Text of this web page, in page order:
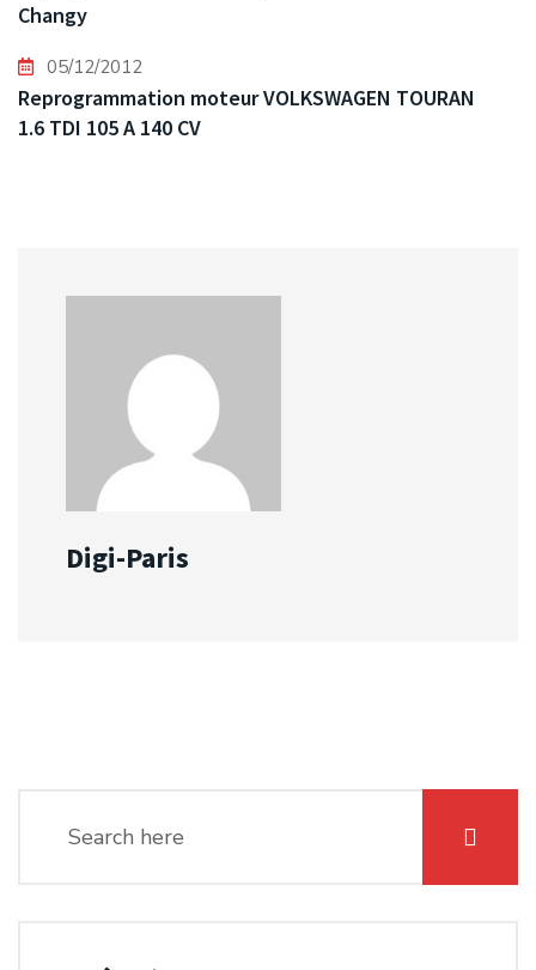
Changy
05/12/2012
Reprogrammation moteur VOLKSWAGEN TOURAN
1.6 TDI 105 A 140 CV
Digi-Paris